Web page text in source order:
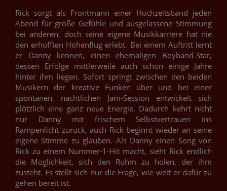
Rick sorgt als Frontmann einer Hochzeitsband jeden
Abend für große Gefühle und ausgelassene Stimmung
bei anderen, doch seine eigene Musikkarriere hat nie
den erhofften Höhenflug erlebt. Bei einem Auftritt lernt
er Danny kennen, einen ehemaligen Boyband-Star,
dessen Erfolge mittlerweile auch schon einige Jahre
hinter ihm liegen. Sofort springt zwischen den beiden
Musikern der kreative Funken über und bei einer
spontanen, nächtlichen Jam-Session entwickelt sich
plötzlich eine ganz neue Energie. Dadurch kehrt nicht
nur Danny mit frischem Selbstvertrauen ins
Rampenlicht zurück, auch Rick beginnt wieder an seine
eigene Stimme zu glauben. Als Danny einen Song von
Rick zu einem Nummer-1-Hit macht, sieht Rick endlich
die Möglichkeit, sich den Ruhm zu holen, der ihm
zusteht. Es stellt sich nur die Frage, wie weit er dafür zu
gehen bereit ist.